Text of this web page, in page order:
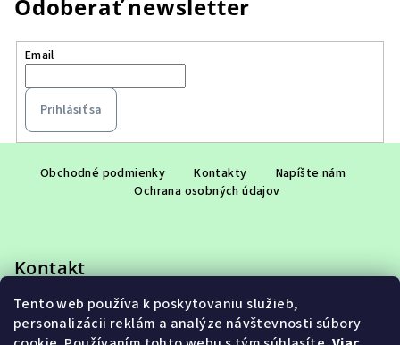
Tento web používa k poskytovaniu služieb,
personalizácii reklám a analýze návštevnosti súbory
Odoberať newsletter
Email
Prihlásiť sa
i
Obchodné podmienky Kontakty
Napíšte nám
Ochrana osobných údajov
Kontakt
eshop@adet.sk
+421 948 953 910